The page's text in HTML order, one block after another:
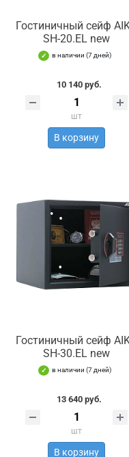
Гостиничный сейф
SH-20.EL new
в наличии (7 дней)
10 140 руб.
шт
В корзину
Гостиничный сейф
SH-30.EL new
в наличии (7 дней)
13 640 руб.
шт
В корзину